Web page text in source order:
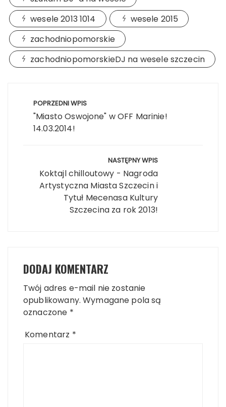
wesele 2013 1014
wesele 2015
zachodniopomorskie
zachodniopomorskieDJ na wesele szczecin
wpisuPOPRZEDNI WPIS
"Miasto Oswojone" w OFF Marinie!
14.03.2014!
NASTĘPNY WPIS
Koktajl chilloutowy - Nagroda
Artystyczna Miasta Szczecin i
Tytuł Mecenasa Kultury
Szczecina za rok 2013!
DODAJ KOMENTARZ
Twój adres e-mail nie zostanie
opublikowany. Wymagane pola są
oznaczone *
Komentarz *